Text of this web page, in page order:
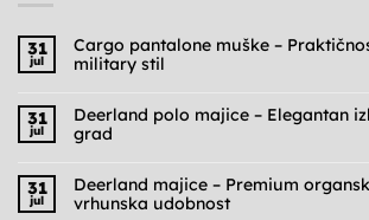
31
jul
Cargo pantalone muške –
military stil
na
Cargo
pantalone
Praktičnost,
udobnost
i
31
jul
Deerland polo majice – Elegantan
grad
na
Deerland
polo
31
jul
Deerland majice – Premium
vrhunska udobnost